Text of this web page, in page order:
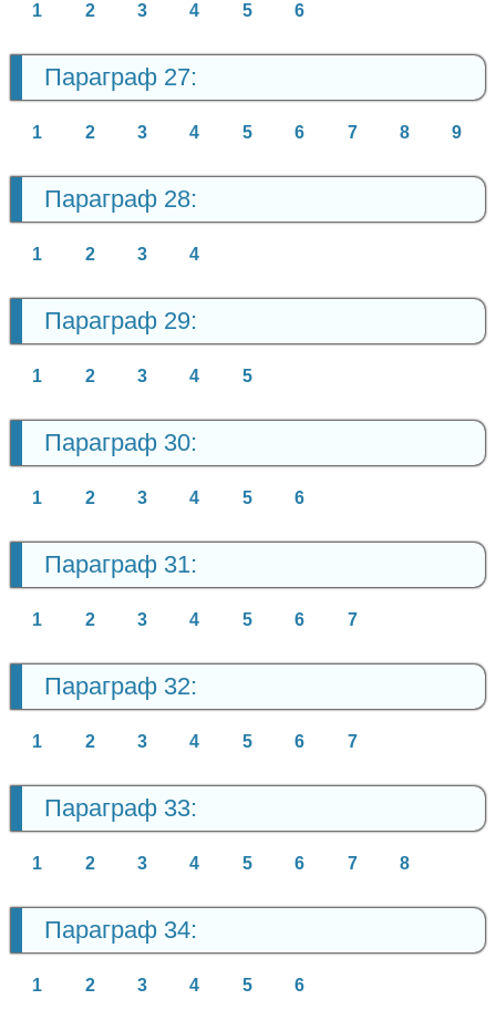
1 2 3 4 5 6
Параграф 27:
1 2 3 4 5 6 7 8 9
Параграф 28:
1 2 3 4
Параграф 29:
1 2 3 4 5
Параграф 30:
1 2 3 4 5 6
Параграф 31:
1 2 3 4 5 6 7
Параграф 32:
1 2 3 4 5 6 7
Параграф 33:
1 2 3 4 5 6 7 8
Параграф 34:
1 2 3 4 5 6